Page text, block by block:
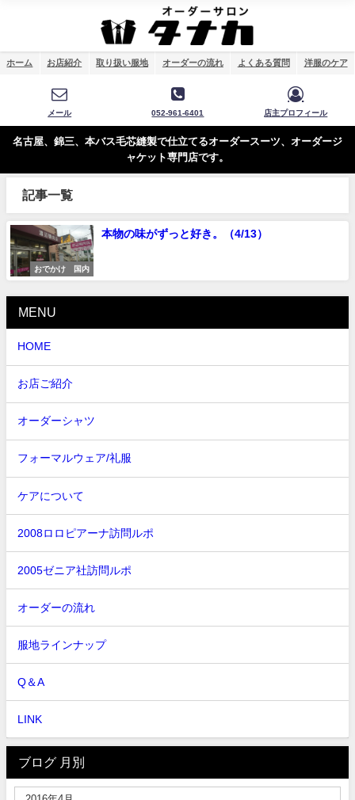
ホーム お店紹介 取り扱い服地 オーダーの流れ よくある質問 洋服のケア
メール 052-961-6401 店主プロフィール
名古屋、錦三、本バス毛芯縫製で仕立てるオーダースーツ、オーダージ
ャケット専門店です。
記事一覧
おでかけ 国内
本物の味がずっと好き。（4/13）
MENU
HOME
お店ご紹介
オーダーシャツ
フォーマルウェア/礼服
ケアについて
2008ロロピアーナ訪問ルポ
2005ゼニア社訪問ルポ
オーダーの流れ
服地ラインナップ
Q＆A
LINK
ブログ 月別